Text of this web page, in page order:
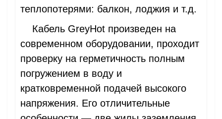
теплопотерями: балкон, лоджия и т.д.
Кабель GreyHot произведен на
современном оборудовании, проходит
проверку на герметичность полным
погружением в воду и
кратковременной подачей высокого
напряжения. Его отличительные